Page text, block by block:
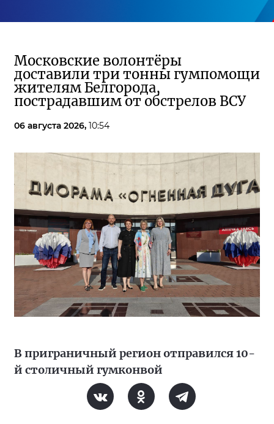
Московские волонтёры
доставили три тонны гумпомощи
жителям Белгорода,
пострадавшим от обстрелов ВСУ
06 августа 2026, 10:54
В приграничный регион отправился 10-
й столичный гумконвой